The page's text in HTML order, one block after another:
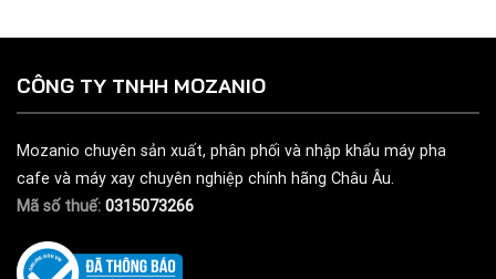
CÔNG TY TNHH MOZANIO
Mozanio chuyên sản xuất, phân phối và nhập khẩu máy pha
cafe và máy xay chuyên nghiệp chính hãng Châu Âu.
Mã số thuế: 0315073266